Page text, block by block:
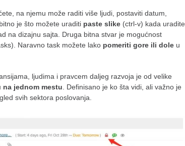
na njemu može raditi više ljudi, postaviti datum,
je što možete uraditi paste slike (ctrl-v) kada uradite
na dizajnu sajta. Druga bitna stvar je mogućnost
Naravno task možete lako pomeriti gore ili dole u
ljudima i pravcem daljeg razvoja je od velike
jednom mestu . Definisano je ko šta vidi, ali važno je
svih sektora poslovanja.